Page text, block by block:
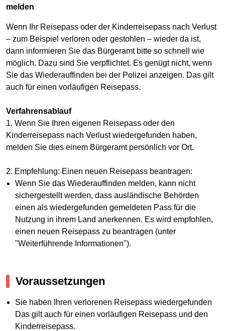
melden
Wenn Ihr Reisepass oder der Kinderreisepass nach Verlust
– zum Beispiel verloren oder gestohlen – wieder da ist,
dann informieren Sie das Bürgeramt bitte so schnell wie
möglich. Dazu sind Sie verpflichtet. Es genügt nicht, wenn
Sie das Wiederauffinden bei der Polizei anzeigen. Das gilt
auch für einen vorläufigen Reisepass.
Verfahrensablauf
1. Wenn Sie Ihren eigenen Reisepass oder den
Kinderreisepass nach Verlust wiedergefunden haben,
melden Sie dies einem Bürgeramt persönlich vor Ort.
2. Empfehlung: Einen neuen Reisepass beantragen:
Wenn Sie das Wiederauffinden melden, kann nicht
sichergestellt werden, dass ausländische Behörden
einen als wiedergefunden gemeldeten Pass für die
Nutzung in ihrem Land anerkennen. Es wird empfohlen,
einen neuen Reisepass zu beantragen (unter
"Weiterführende Informationen").
Voraussetzungen
Sie haben Ihren verlorenen Reisepass wiedergefunden
Das gilt auch für einen vorläufigen Reisepass und den
Kinderreisepass.